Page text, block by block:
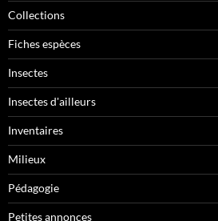
Collections
Fiches espèces
Insectes
Insectes d'ailleurs
Inventaires
Milieux
Pédagogie
Petites annonces